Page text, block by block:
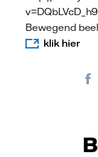
Bewegend
klik hier